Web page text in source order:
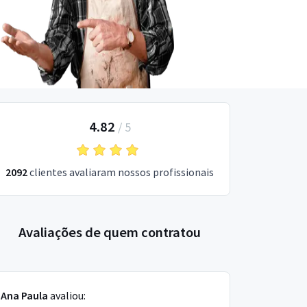
4.82 / 5
2092clientes avaliaram nossos profissionais
Avaliações de quem contratou
Ana Paula avaliou: